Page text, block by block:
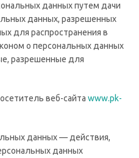
данных путем дачи
данных, разрешенных
для распространения в
о персональных данных
разрешенные для
веб-сайта www.pk-
данных — действия,
данных